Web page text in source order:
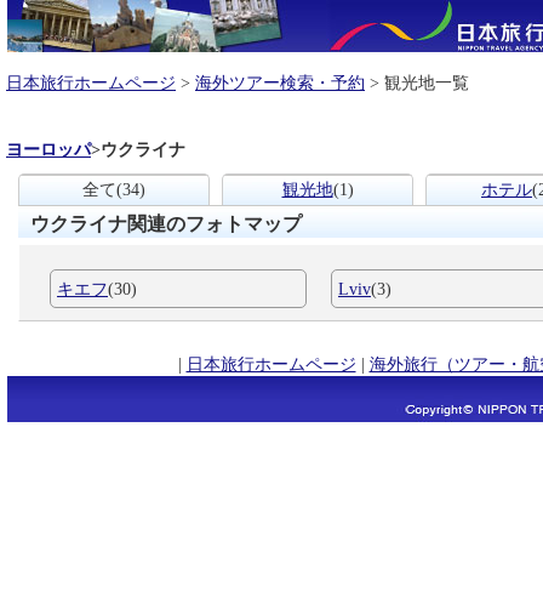
日本旅行ホームページ > 海外ツアー検索・予約 > 観光地一覧
ヨーロッパ>ウクライナ
全て(34) 観光地(1) ホテル
ウクライナ関連のフォトマップ
キエフ(30) Lviv(3)
| 日本旅行ホームページ | 海外旅行（ツアー・航